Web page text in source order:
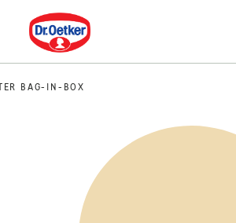
Dr. Oetker
BAG-IN-BOX